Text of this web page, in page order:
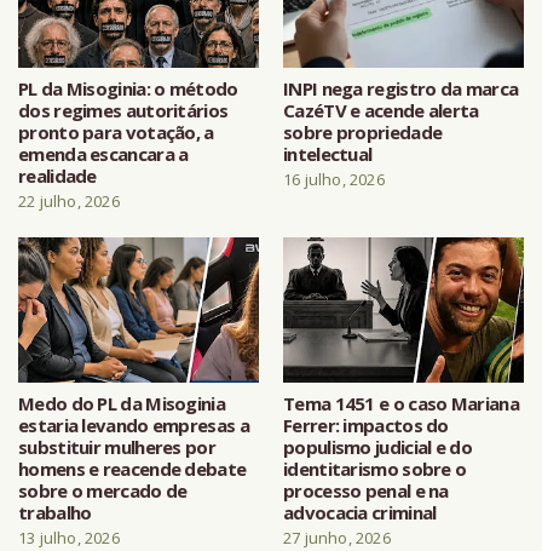
PL da Misoginia: o método
dos regimes autoritários
pronto para votação, a
emenda escancara a
realidade
22 julho, 2026
INPI nega registro da marca
CazéTV e acende alerta
sobre propriedade
intelectual
16 julho, 2026
Medo do PL da Misoginia
estaria levando empresas a
substituir mulheres por
homens e reacende debate
sobre o mercado de
trabalho
13 julho, 2026
Tema 1451 e o caso Mariana
Ferrer: impactos do
populismo judicial e do
identitarismo sobre o
processo penal e na
advocacia criminal
27 junho, 2026